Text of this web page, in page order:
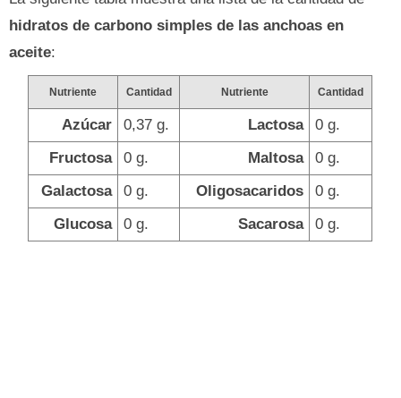
hidratos de carbono simples de las anchoas en
aceite:
Nutriente Cantidad Nutriente Cantidad
Azúcar 0,37 g. Lactosa
0 g.
Fructosa
0 g. Maltosa
0 g.
Galactosa
0 g. Oligosacaridos
0 g.
Glucosa
0 g. Sacarosa 0 g.